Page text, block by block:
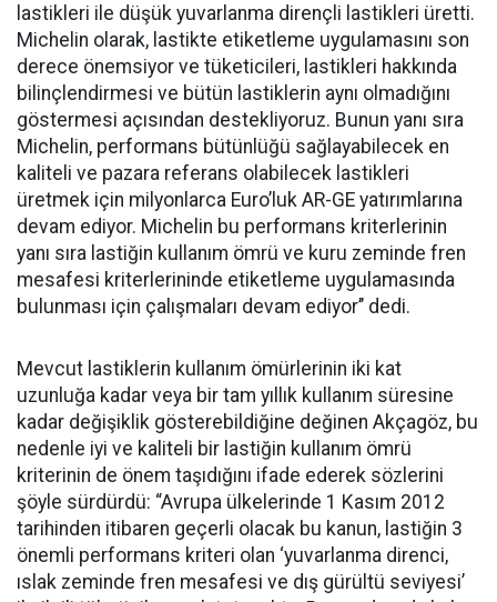
lastikleri ile düşük yuvarlanma dirençli lastikleri üretti.
Michelin olarak, lastikte etiketleme uygulamasını son
derece önemsiyor ve tüketicileri, lastikleri hakkında
bilinçlendirmesi ve bütün lastiklerin aynı olmadığını
göstermesi açısından destekliyoruz. Bunun yanı sıra
Michelin, performans bütünlüğü sağlayabilecek en
kaliteli ve pazara referans olabilecek lastikleri
üretmek için milyonlarca Euro’luk AR-GE yatırımlarına
devam ediyor. Michelin bu performans kriterlerinin
yanı sıra lastiğin kullanım ömrü ve kuru zeminde fren
mesafesi kriterlerininde etiketleme uygulamasında
bulunması için çalışmaları devam ediyor’’ dedi.
Mevcut lastiklerin kullanım ömürlerinin iki kat
uzunluğa kadar veya bir tam yıllık kullanım süresine
kadar değişiklik gösterebildiğine değinen Akçagöz, bu
nedenle iyi ve kaliteli bir lastiğin kullanım ömrü
kriterinin de önem taşıdığını ifade ederek sözlerini
şöyle sürdürdü: “Avrupa ülkelerinde 1 Kasım 2012
tarihinden itibaren geçerli olacak bu kanun, lastiğin 3
önemli performans kriteri olan ‘yuvarlanma direnci,
ıslak zeminde fren mesafesi ve dış gürültü seviyesi’